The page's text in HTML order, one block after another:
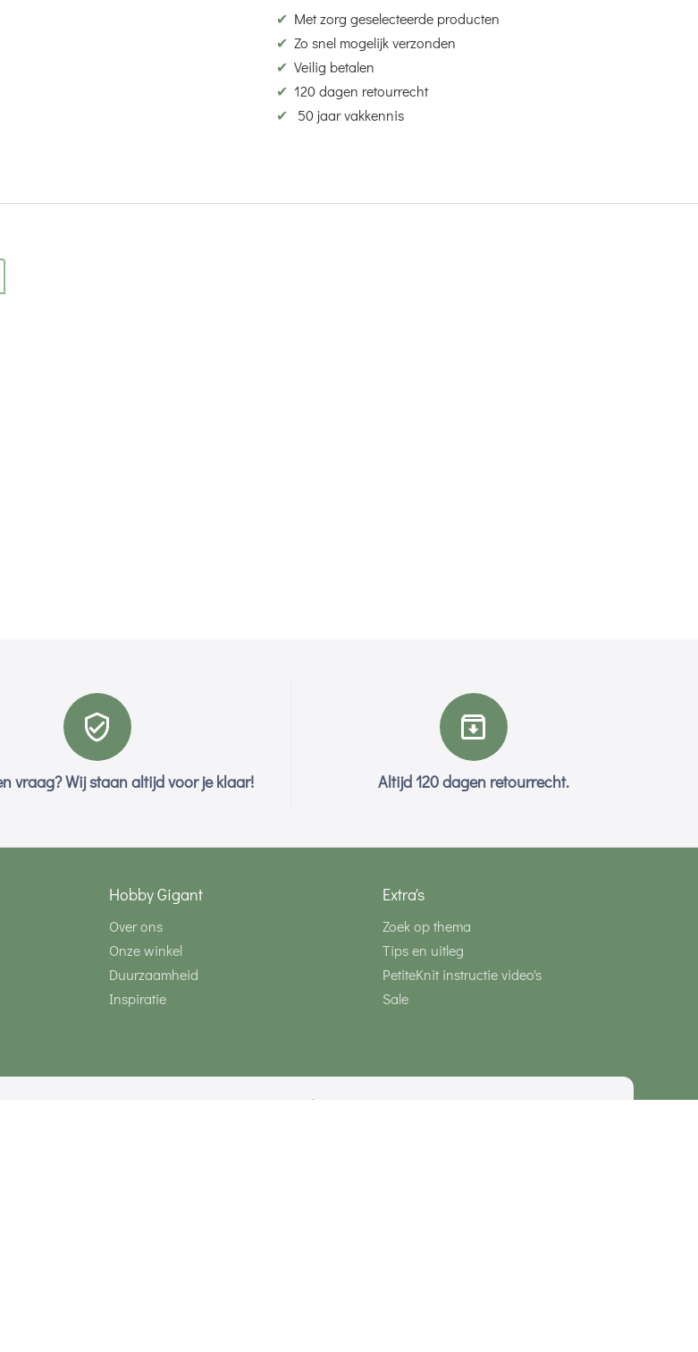
✔ Met zorg geselecteerde producten
✔ Zo snel mogelijk verzonden
✔ Veilig betalen
✔ 120 dagen retourrecht
✔
50 jaar vakkennis
vraag? Wij staan altijd voor je klaar! Altijd 120 dagen retourrecht.
Hobby Gigant
Over ons
Onze winkel
Duurzaamheid
Inspiratie
Extra's
Zoek op thema
Tips en uitleg
PetiteKnit instructie video's
Sale
Volg ons via social media